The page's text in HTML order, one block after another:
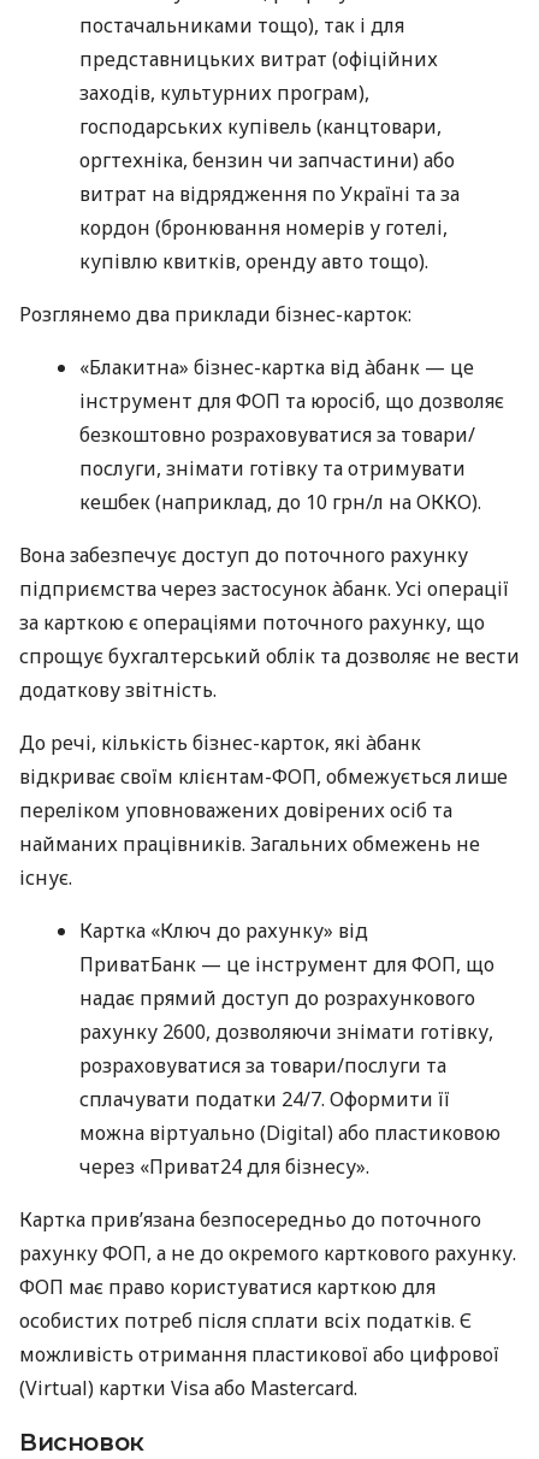
постачальниками тощо), так і для
представницьких витрат (офіційних
заходів, культурних програм),
господарських купівель (канцтовари,
оргтехніка, бензин чи запчастини) або
витрат на відрядження по Україні та за
кордон (бронювання номерів у готелі,
купівлю квитків, оренду авто тощо).
Розглянемо два приклади бізнес-карток:
«Блакитна» бізнес-картка від àбанк — це
інструмент для ФОП та юросіб, що дозволяє
безкоштовно розраховуватися за товари/
послуги, знімати готівку та отримувати
кешбек (наприклад, до 10 грн/л на ОККО).
Вона забезпечує доступ до поточного рахунку
підприємства через застосунок àбанк. Усі операції
за карткою є операціями поточного рахунку, що
спрощує бухгалтерський облік та дозволяє не вести
додаткову звітність.
До речі, кількість бізнес-карток, які àбанк
відкриває своїм клієнтам-ФОП, обмежується лише
переліком уповноважених довірених осіб та
найманих працівників. Загальних обмежень не
існує.
Картка «Ключ до рахунку» від
ПриватБанк — це інструмент для ФОП, що
надає прямий доступ до розрахункового
рахунку 2600, дозволяючи знімати готівку,
розраховуватися за товари/послуги та
сплачувати податки 24/7. Оформити її
можна віртуально (Digital) або пластиковою
через «Приват24 для бізнесу».
Картка прив’язана безпосередньо до поточного
рахунку ФОП, а не до окремого карткового рахунку.
ФОП має право користуватися карткою для
особистих потреб після сплати всіх податків. Є
можливість отримання пластикової або цифрової
(Virtual) картки Visa або Mastercard.
Висновок